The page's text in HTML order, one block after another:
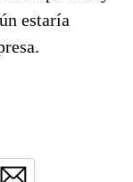
estaría